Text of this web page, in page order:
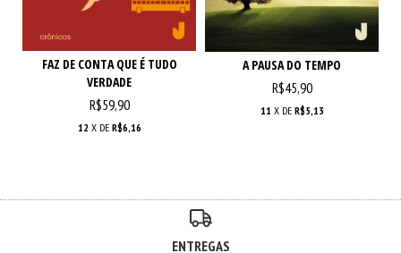
FAZ DE CONTA QUE É TUDO
VERDADE
R$59,90
12 X DE R$6,16
A PAUSA DO TEMPO
R$45,90
11 X DE R$5,13
ENTREGAS